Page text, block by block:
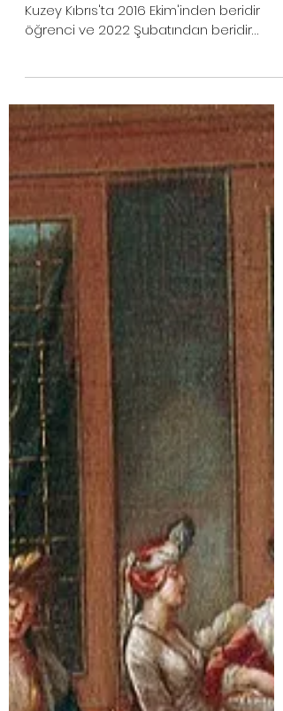
Kuzey Kıbrıs'tan Türkiye'ye
Araba Getirme
KKTC plakalı bir aracı Türkiye'ye götürmek
Kuzey Kıbrıs'ta 2016 Ekim'inden beridir
öğrenci ve 2022 Şubatından beridir
çalışan biri...